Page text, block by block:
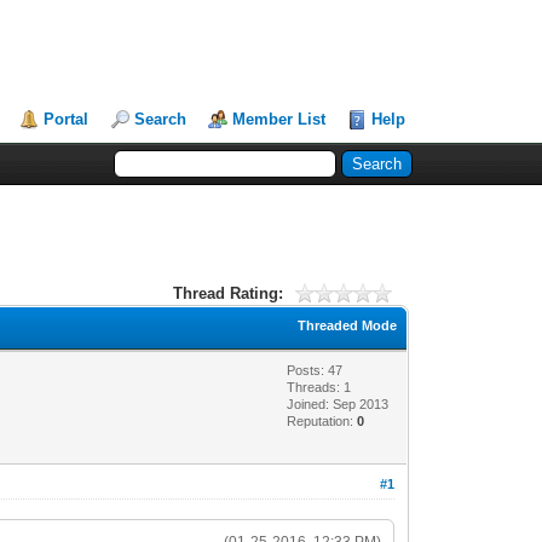
Portal Search Member List Help
Thread Rating:
Threaded Mode
Posts: 47
Threads: 1
Joined: Sep 2013
Reputation:0
#1